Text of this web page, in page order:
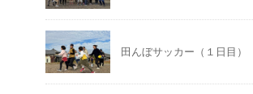
田んぼサッカー（１日目）